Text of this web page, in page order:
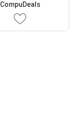
CompuDeals